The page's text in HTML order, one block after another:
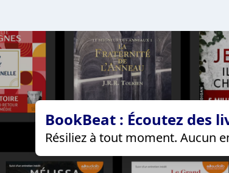
BookBeat : Écoutez des
Résiliez à tout moment. Aucun